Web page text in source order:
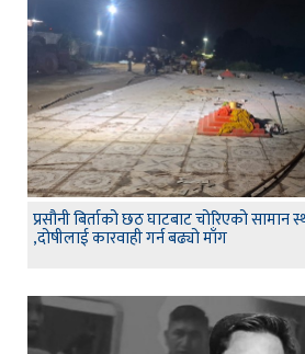
प्रसौनी बिर्ताको छठ घाटबाट चोरिएको सामान
,दोषीलाई कारवाही गर्न बढ्यो माँग